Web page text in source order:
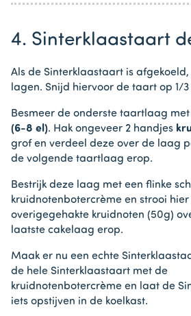
4. Sinterklaastaart
Als de Sinterklaastaart is
lagen. Snijd hiervoor de taart op 1/
Besmeer de onderste taartlaag met
(6-8 el). Hak ongeveer 2 handjes
grof en verdeel deze over de laag
de volgende taartlaag erop.
Bestrijk deze laag met een flinke
kruidnotenbotercrème en strooi hier
overigegehakte kruidnoten (50g)
laatste cakelaag erop.
Maak er nu een echte
de hele Sinterklaastaart met de
kruidnotenbotercrème en laat de
iets opstijven in de koelkast.